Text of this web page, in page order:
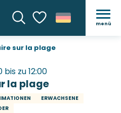
SucheVoir les favoris
menü
sur la plage
bis zu 12:00
la plage
ERWACHSENE